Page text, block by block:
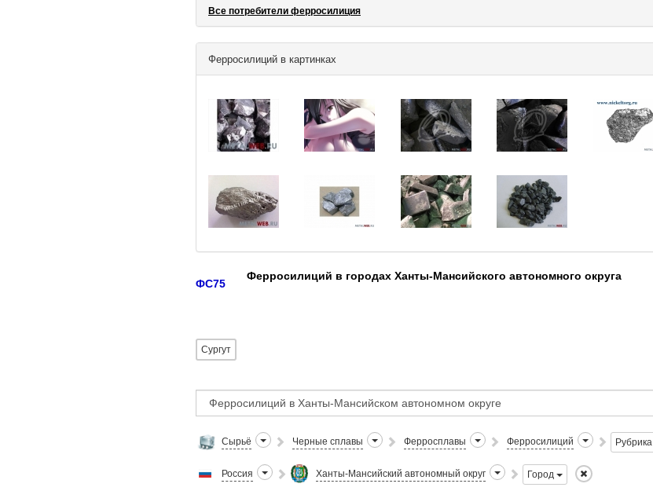
Все потребители ферросилиция
Ферросилиций в картинках
ФС75
Ферросилиций в городах Ханты-Мансийского автономного округа
Сургут
Сырьё Черные сплавы Ферросплавы Ферросилиций Рубрика
Россия Ханты-Мансийский автономный округ Город